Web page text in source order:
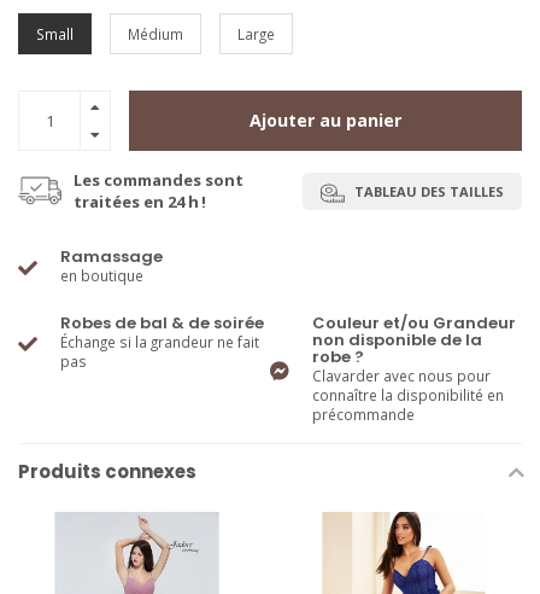
Small Médium Large
Ajouter au panier
Les commandes sont
traitées en 24 h !
TABLEAU DES TAILLES
Ramassage
en boutique
Robes de bal & de soirée
Échange si la grandeur ne fait
pas
Couleur et/ou Grandeur
non disponible de la
robe ?
Clavarder avec nous pour
connaître la disponibilité en
précommande
Produits connexes